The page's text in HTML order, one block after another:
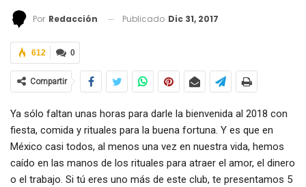
Por Redacción Publicado Dic 31, 2017
0
612
Compartir
Ya sólo faltan unas horas para darle la bienvenida al 2018 con
fiesta, comida y rituales para la buena fortuna. Y es que en
México casi todos, al menos una vez en nuestra vida, hemos
caído en las manos de los rituales para atraer el amor, el dinero
o el trabajo. Si tú eres uno más de este club, te presentamos 5